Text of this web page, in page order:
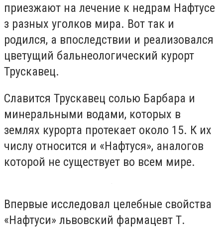
приезжают на лечение к недрам Нафтусе
з разных уголков мира. Вот так и
родился, а впоследствии и реализовался
цветущий бальнеологический курорт
Трускавец.
Славится Трускавец солью Барбара и
минеральными водами, которых в
землях курорта протекает около 15. К их
числу относится и «Нафтуся», аналогов
которой не существует во всем мире.
Впервые исследовал целебные свойства
«Нафтуси» львовский фармацевт Т.